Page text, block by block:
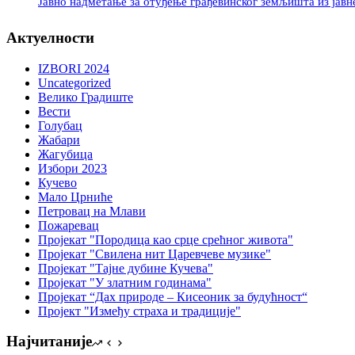
Актуелности
IZBORI 2024
Uncategorized
Велико Градиште
Вести
Голубац
Жабари
Жагубица
Избори 2023
Кучево
Мало Црниће
Петровац на Млави
Пожаревац
Пројекат "Породица као срце срећног живота"
Пројекат "Свилена нит Царевчеве музике"
Пројекат "Тајне дубине Кучева"
Пројекат "У златним годинама"
Пројекат “Дах природе – Кисеоник за будућност“
Пројект "Између страха и традиције"
Најчитаније